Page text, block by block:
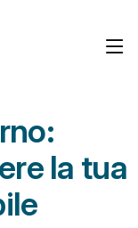
la tua